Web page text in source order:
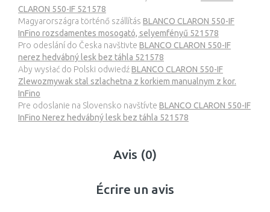
CLARON 550-IF 521578
Magyarországra történő szállítás BLANCO CLARON 550-IF
InFino rozsdamentes mosogató, selyemfényű 521578
Pro odeslání do Česka navštivte BLANCO CLARON 550-IF
nerez hedvábný lesk bez táhla 521578
Aby wysłać do Polski odwiedźBLANCO CLARON 550-IF
Zlewozmywak stal szlachetna z korkiem manualnym z kor.
InFino
Pre odoslanie na Slovensko navštívte BLANCO CLARON 550-IF
InFino Nerez hedvábný lesk bez táhla 521578
Avis (0)
Écrire un avis